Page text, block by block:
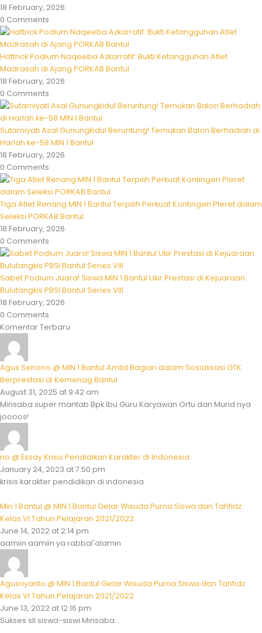
18 February, 2026
0 Comments
Hattrick Podium Naqeeba Azkarrafif: Bukti Ketangguhan Atlet
Madrasah di Ajang PORKAB Bantul
18 February, 2026
0 Comments
Sutarniyati Asal Gunungkidul Beruntung! Temukan Balon Berhadiah di
Harlah ke-58 MIN 1 Bantul
18 February, 2026
0 Comments
Tiga Atlet Renang MIN 1 Bantul Terpilih Perkuat Kontingen Pleret dalam
Seleksi PORKAB Bantul
18 February, 2026
0 Comments
Sabet Podium Juara! Siswa MIN 1 Bantul Ukir Prestasi di Kejuaraan
Bulutangkis PBSI Bantul Series VIII
18 February, 2026
0 Comments
Komentar Terbaru
Agus Sehono @ MIN 1 Bantul Ambil Bagian dalam Sosialisasi GTK
Berprestasi di Kemenag Bantul
August 31, 2025 at 9:42 am
Minsaba super mantab Bpk Ibu Guru Karyawan Ortu dan Murid nya
joooos!
rio @ Essay Krisis Pendidikan Karakter di Indonesia
January 24, 2023 at 7:50 pm
krisis karakter pendidikan di indonesia
Min 1 Bantul @ MIN 1 Bantul Gelar Wisuda Purna Siswa dan Tahfidz
Kelas VI Tahun Pelajaran 2021/2022
June 14, 2022 at 2:14 pm
aamiin aamiin ya rabbal'alamin
Agusriyanto @ MIN 1 Bantul Gelar Wisuda Purna Siswa dan Tahfidz
Kelas VI Tahun Pelajaran 2021/2022
June 13, 2022 at 12:16 pm
Sukses sll siswa-siswi Minsaba...